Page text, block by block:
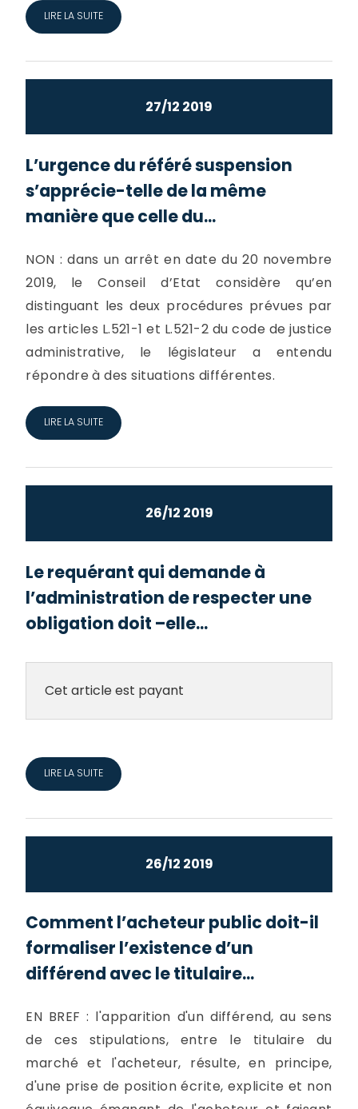
LIRE LA SUITE
27/12 2019
L’urgence du référé suspension
s’apprécie-telle de la même
manière que celle du...
NON : dans un arrêt en date du 20 novembre
2019, le Conseil d’Etat considère qu’en
distinguant les deux procédures prévues par
les articles L.521-1 et L.521-2 du code de justice
administrative, le législateur a entendu
répondre à des situations différentes.
LIRE LA SUITE
26/12 2019
Le requérant qui demande à
l’administration de respecter une
obligation doit –elle...
Cet article est payant
LIRE LA SUITE
26/12 2019
Comment l’acheteur public doit-il
formaliser l’existence d’un
différend avec le titulaire...
EN BREF : l'apparition d'un différend, au sens
de ces stipulations, entre le titulaire du
marché et l'acheteur, résulte, en principe,
d'une prise de position écrite, explicite et non